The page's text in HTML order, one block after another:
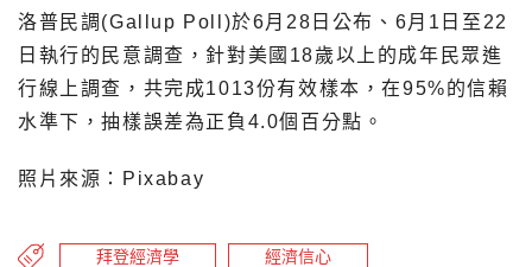
洛普民調(Gallup Poll)於6月28日公布、6月1日至22
日執行的民意調查，針對美國18歲以上的成年民眾進
行線上調查，共完成1013份有效樣本，在95%的信賴
水準下，抽樣誤差為正負4.0個百分點。
照片來源：Pixabay
拜登經濟學 經濟信心